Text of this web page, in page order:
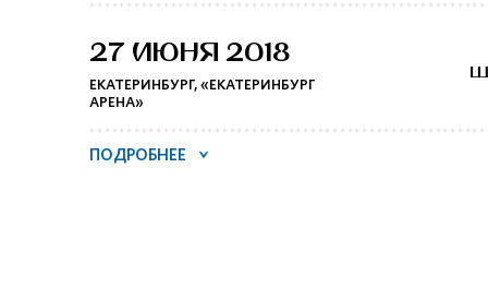
27 ИЮНЯ 2018
ЕКАТЕРИНБУРГ, «ЕКАТЕРИНБУРГ
АРЕНА»
ПОДРОБНЕЕ